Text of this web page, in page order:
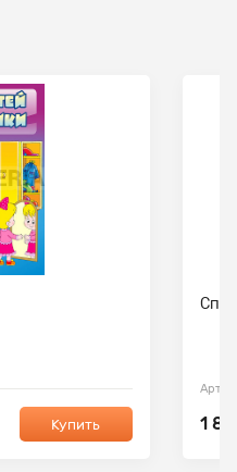
Купить
Арт.:
1